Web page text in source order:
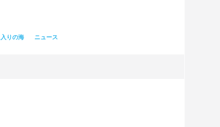
りの海 ニュース